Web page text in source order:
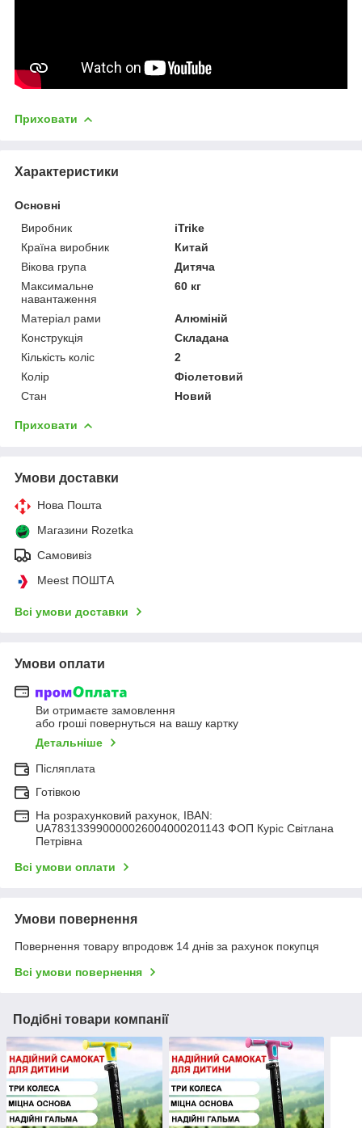
Приховати
Характеристики
Основні
Виробник
iTrike
Країна виробник
Китай
Вікова група
Дитяча
Максимальне
навантаження
60 кг
Матеріал рами
Алюміній
Конструкція
Складана
Кількість коліс
2
Колір
Фіолетовий
Стан
Новий
Приховати
Умови доставки
Нова Пошта
Магазини Rozetka
Самовивіз
Meest ПОШТА
Всі умови доставки
Умови оплати
Ви отримаєте замовлення
або гроші повернуться на вашу картку
Детальніше
Післяплата
Готівкою
На розрахунковий рахунок, IBAN:
UA783133990000026004000201143 ФОП Куріс Світлана
Петрівна
Всі умови оплати
Умови повернення
Повернення товару впродовж 14 днів за рахунок покупця
Всі умови повернення
Подібні товари компанії